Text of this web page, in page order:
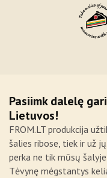
Pasiimk dalelę
Lietuvos!
FROM.LT produkcija
šalies ribose, tiek ir už
perka ne tik mūsų
Tėvynę mėgstantys